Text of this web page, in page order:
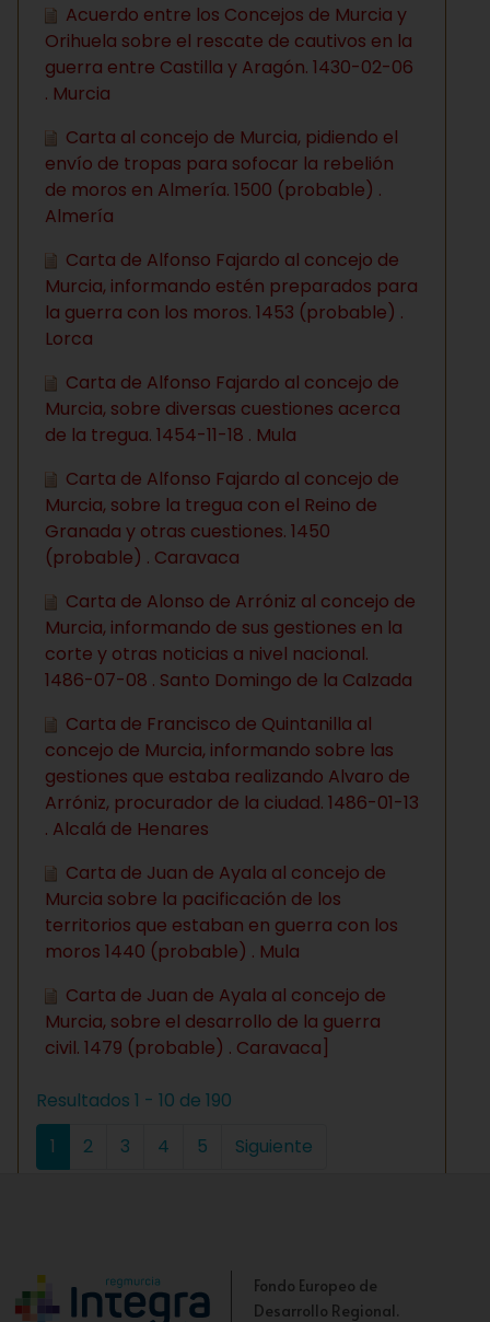
Acuerdo entre los Concejos de Murcia y
Orihuela sobre el rescate de cautivos en la
guerra entre Castilla y Aragón. 1430-02-06
. Murcia
Carta al concejo de Murcia, pidiendo el
envío de tropas para sofocar la rebelión
de moros en Almería. 1500 (probable) .
Almería
Carta de Alfonso Fajardo al concejo de
Murcia, informando estén preparados para
la guerra con los moros. 1453 (probable) .
Lorca
Carta de Alfonso Fajardo al concejo de
Murcia, sobre diversas cuestiones acerca
de la tregua. 1454-11-18 . Mula
Carta de Alfonso Fajardo al concejo de
Murcia, sobre la tregua con el Reino de
Granada y otras cuestiones. 1450
(probable) . Caravaca
Carta de Alonso de Arróniz al concejo de
Murcia, informando de sus gestiones en la
corte y otras noticias a nivel nacional.
1486-07-08 . Santo Domingo de la Calzada
Carta de Francisco de Quintanilla al
concejo de Murcia, informando sobre las
gestiones que estaba realizando Alvaro de
Arróniz, procurador de la ciudad. 1486-01-13
. Alcalá de Henares
Carta de Juan de Ayala al concejo de
Murcia sobre la pacificación de los
territorios que estaban en guerra con los
moros 1440 (probable) . Mula
Carta de Juan de Ayala al concejo de
Murcia, sobre el desarrollo de la guerra
civil. 1479 (probable) . Caravaca]
Resultados 1 - 10 de 190
1
2 3 4 5 Siguiente
Fondo Europeo de
Desarrollo Regional.